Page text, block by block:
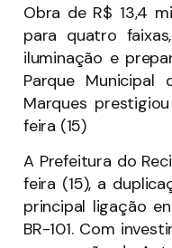
Obra de R$ 13,4
para quatro
iluminação e
Parque Municipal
Marques
feira (15)
A Prefeitura do
feira (15), a
principal ligação
BR-101. Com